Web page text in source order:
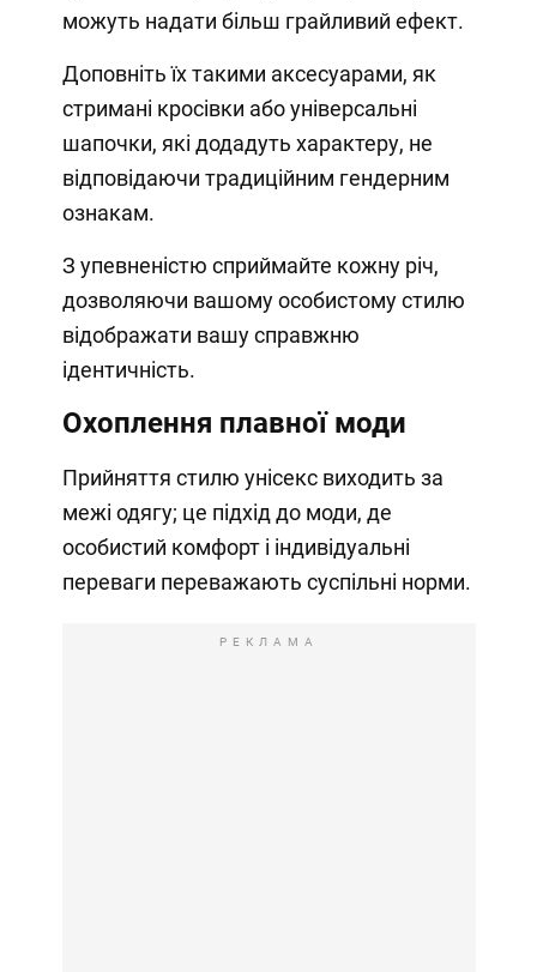
можуть надати більш грайливий ефект.
Доповніть їх такими аксесуарами, як
стримані кросівки або універсальні
шапочки, які додадуть характеру, не
відповідаючи традиційним гендерним
ознакам.
З упевненістю сприймайте кожну річ,
дозволяючи вашому особистому стилю
відображати вашу справжню
ідентичність.
Охоплення плавної моди
Прийняття стилю унісекс виходить за
межі одягу; це підхід до моди, де
особистий комфорт і індивідуальні
переваги переважають суспільні норми.
РЕКЛАМА